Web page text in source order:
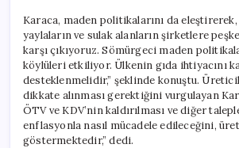
Karaca, maden politikalarını da eleştirerek,
yaylaların ve sulak alanların şirketlere
karşı çıkıyoruz. Sömürgeci maden
köylüleri etkiliyor. Ülkenin gıda ihtiyacını
desteklenmelidir,” şeklinde konuştu.
dikkate alınması gerektiğini vurgulayan
ÖTV ve KDV’nin kaldırılması ve diğer
enflasyonla nasıl mücadele edileceğini,
göstermektedir,” dedi.